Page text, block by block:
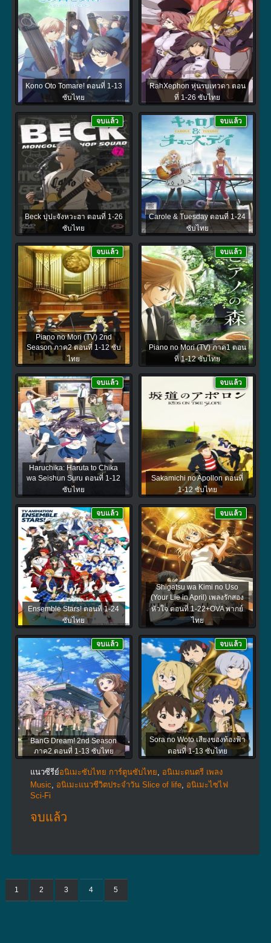
Kono Oto Tomare! ตอนที่ 1-13
ซับไทย
RahXephon หุ่นรบเทวดา ตอน
ที่ 1-26 ซับไทย
Beck ปุปะจังหวะฮา ตอนที่ 1-26
ซับไทย
จบแล้ว
Carole & Tuesday ตอนที่ 1-24
ซับไทย
จบแล้ว
Piano no Mori (TV) 2nd
Season ภาค2 ตอนที่ 1-12 ซับ
ไทย
จบแล้ว
Piano no Mori (TV) ภาค1 ตอน
ที่ 1-12 ซับไทย
จบแล้ว
Haruchika: Haruta to Chika
wa Seishun Suru ตอนที่ 1-12
ซับไทย
จบแล้ว
Sakamichi no Apollon ตอนที่
1-12 ซับไทย
จบแล้ว
Ensemble Stars! ตอนที่ 1-24
ซับไทย
จบแล้ว
Shigatsu wa Kimi no Uso
(Your Lie in April) เพลงรักสอง
หัวใจ ตอนที่ 1-22+OVA พากย์
ไทย
จบแล้ว
BanG Dream! 2nd Season
ภาค2 ตอนที่ 1-13 ซับไทย
จบแล้ว
Sora no Woto เสียงของท้องฟ้า
ตอนที่ 1-13 ซับไทย
จบแล้ว
แนวซีรีย์อนิเมะซับไทย การ์ตูนซับไทย, อนิเมะดนตรี เพลง
Music, อนิเมะแนวชีวิตประจําวัน Slice of life, อนิเมะไซไฟ
Sci-Fi
จบแล้ว
1 2 3 4 5